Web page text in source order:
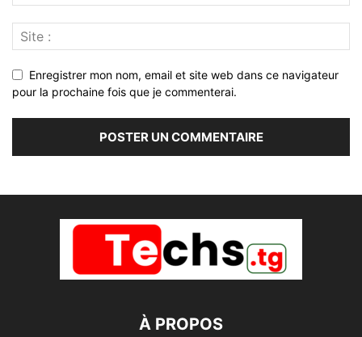
Enregistrer mon nom, email et site web dans ce navigateur
pour la prochaine fois que je commenterai.
À PROPOS